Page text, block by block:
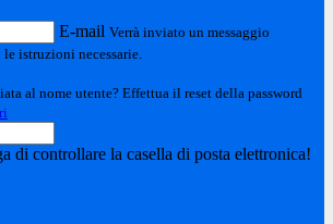
E-mail Verrà inviato un messaggio
istruzioni necessarie.
al nome utente? Effettua il reset della password
di controllare la casella di posta elettronica!